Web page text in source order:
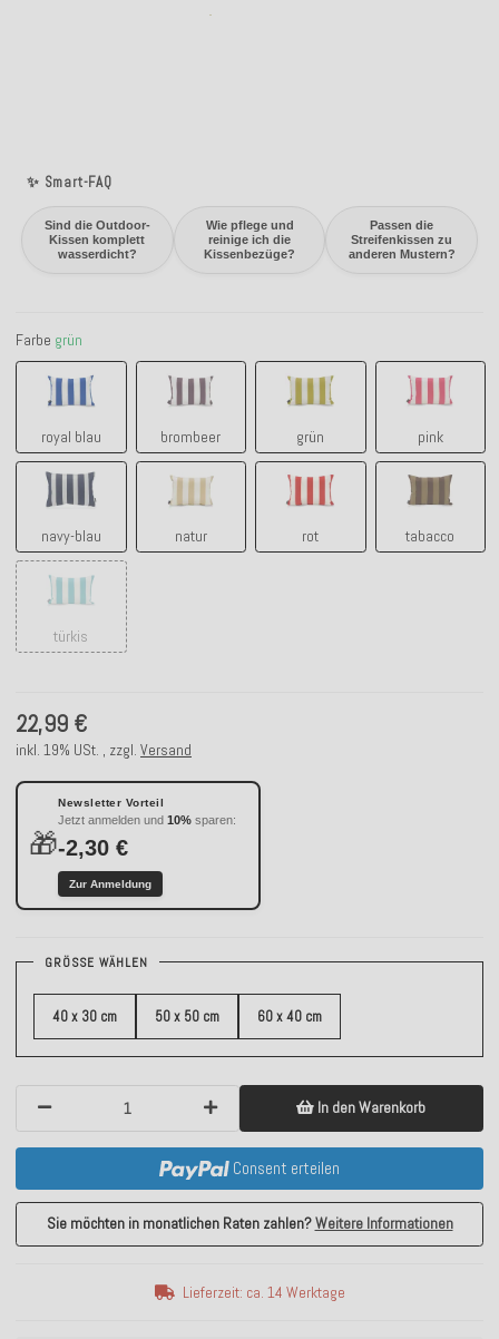
✨ Smart-FAQ
Sind die Outdoor-
Kissen komplett
wasserdicht?
Wie pflege und
reinige ich die
Kissenbezüge?
Passen die
Streifenkissen zu
anderen Mustern?
Farbe grün
royal blau
royal blau
brombeer
brombeer
grün
grün
pink
pink
navy-blau
navy-blau
natur
natur
rot
rot
tabacco
tabacco
türkis
türkis
22,99 €
inkl. 19% USt. , zzgl. Versand
🎁
Newsletter Vorteil
Jetzt anmelden und 10% sparen:
-2,30 €
Zur Anmeldung
GRÖSSE WÄHLEN
40 x 30 cm 50 x 50 cm 60 x 40 cm
In den Warenkorb
Consent erteilen
Sie möchten in monatlichen Raten zahlen?Weitere Informationen
Lieferzeit: ca. 14 Werktage